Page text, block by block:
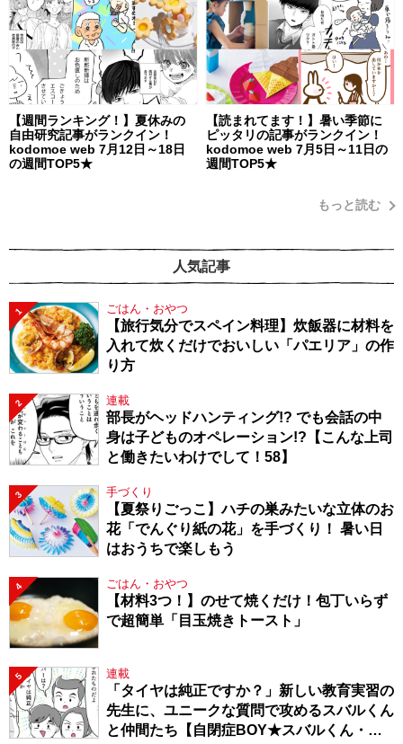
【週間ランキング！】夏休みの
自由研究記事がランクイン！
kodomoe web 7月12日～18日
の週間TOP5★
【読まれてます！】暑い季節に
ピッタリの記事がランクイン！
kodomoe web 7月5日～11日の
週間TOP5★
もっと読む
人気記事
1 ごはん・おやつ
【旅行気分でスペイン料理】炊飯器に材料を
入れて炊くだけでおいしい「パエリア」の作
り方
2 連載
部長がヘッドハンティング!? でも会話の中
身は子どものオペレーション!?【こんな上司
と働きたいわけでして！58】
3 手づくり
【夏祭りごっこ】ハチの巣みたいな立体のお
花「でんぐり紙の花」を手づくり！ 暑い日
はおうちで楽しもう
4 ごはん・おやつ
【材料3つ！】のせて焼くだけ！包丁いらず
で超簡単「目玉焼きトースト」
5 連載
「タイヤは純正ですか？」新しい教育実習の
先生に、ユニークな質問で攻めるスバルくん
と仲間たち【自閉症BOY★スバルくん・